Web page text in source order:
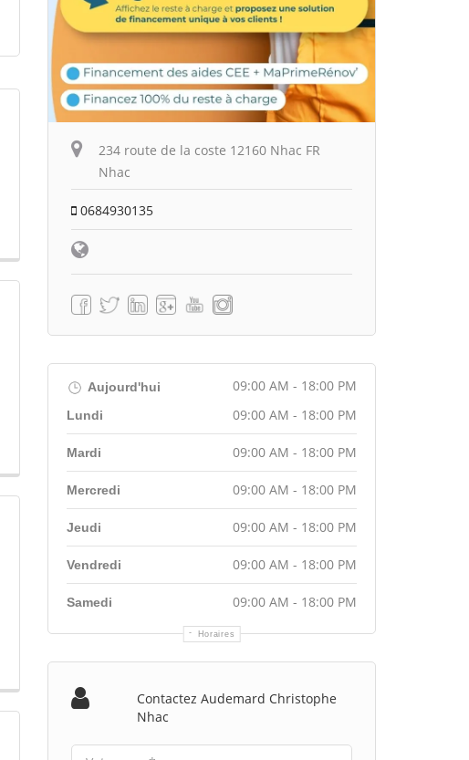
234 route de la coste 12160 Nhac FR
Nhac
0684930135
Aujourd'hui 09:00 AM - 18:00 PM
Horaires
Lundi 09:00 AM - 18:00 PM
Mardi 09:00 AM - 18:00 PM
Mercredi 09:00 AM - 18:00 PM
Jeudi 09:00 AM - 18:00 PM
Vendredi 09:00 AM - 18:00 PM
Samedi 09:00 AM - 18:00 PM
Contactez Audemard Christophe
Nhac